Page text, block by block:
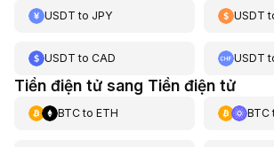
USDT to JPY USDT
USDT to CAD USDT
Tiền điện tử sang Tiền điện tử
BTCto ETH BTC